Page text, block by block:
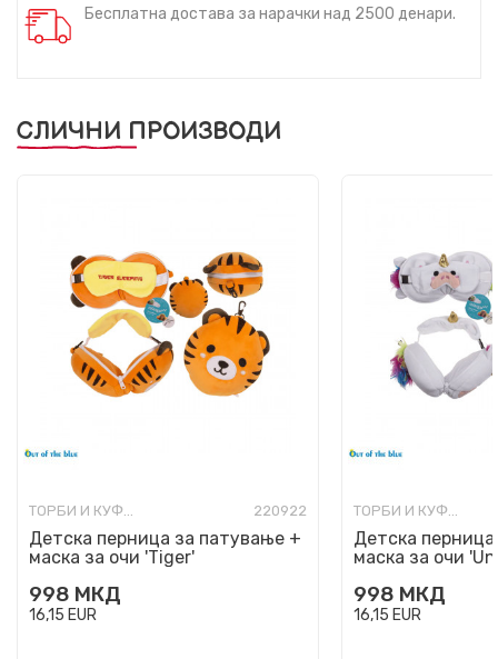
Бесплатна достава за нарачки над 2500 денари.
СЛИЧНИ ПРОИЗВОДИ
ТОРБИ И КУФЕРИ ЗА ПАТУВАЊЕ 220922
Детска перница за патување +
маска за очи 'Tiger'
998 МКД
16,15 EUR
ТОРБИ И КУФЕРИ ЗА ПАТУВАЊЕ
Детска
маска за очи
998 МКД
16,15 EUR